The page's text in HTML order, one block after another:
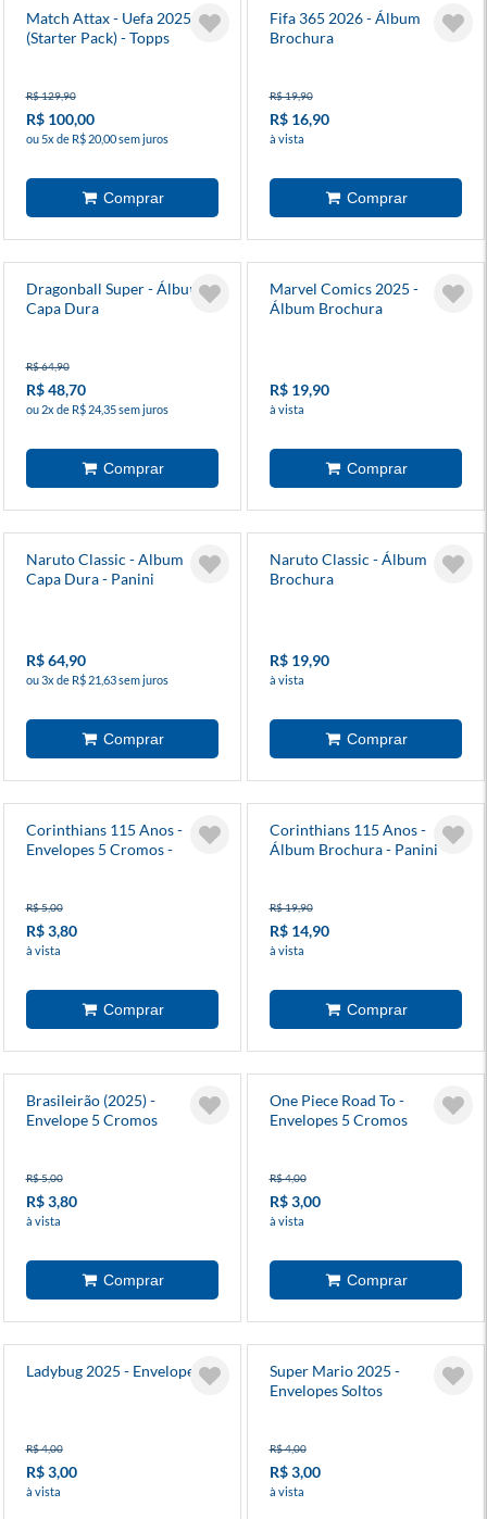
Match Attax - Uefa 2025/26
(Starter Pack) - Topps
R$ 129,90
R$ 100,00
ou 5x de R$ 20,00 sem juros
Fifa 365 2026 - Álbum
Brochura
R$ 19,90
R$ 16,90
à vista
Dragonball Super - Álbum
Capa Dura
R$ 64,90
R$ 48,70
ou 2x de R$ 24,35 sem juros
Marvel Comics 2025 -
Álbum Brochura
R$ 19,90
à vista
Naruto Classic - Album
Capa Dura - Panini
R$ 64,90
ou 3x de R$ 21,63 sem juros
Naruto Classic - Álbum
Brochura
R$ 19,90
à vista
Corinthians 115 Anos -
Envelopes 5 Cromos -
R$ 5,00
R$ 3,80
à vista
Corinthians 115 Anos -
Álbum Brochura - Panini
R$ 19,90
R$ 14,90
à vista
Brasileirão (2025) -
Envelope 5 Cromos
R$ 5,00
R$ 3,80
à vista
One Piece Road To -
Envelopes 5 Cromos
R$ 4,00
R$ 3,00
à vista
Ladybug 2025 - Envelopes
R$ 4,00
R$ 3,00
à vista
Super Mario 2025 -
Envelopes Soltos
R$ 4,00
R$ 3,00
à vista